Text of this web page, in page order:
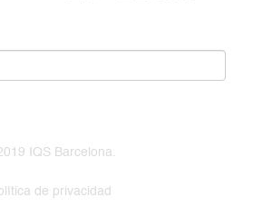
IQS Barcelona.
de privacidad